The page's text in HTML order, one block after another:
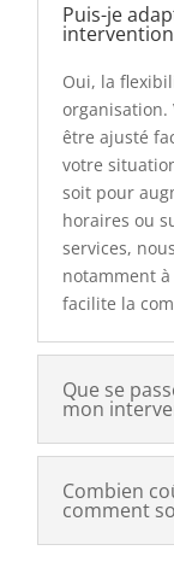
Puis-je
Oui, la
organisation.
être ajusté
votre
soit pour
horaires ou
services,
notamment
facilite la
Que se
mon
Combien
comment